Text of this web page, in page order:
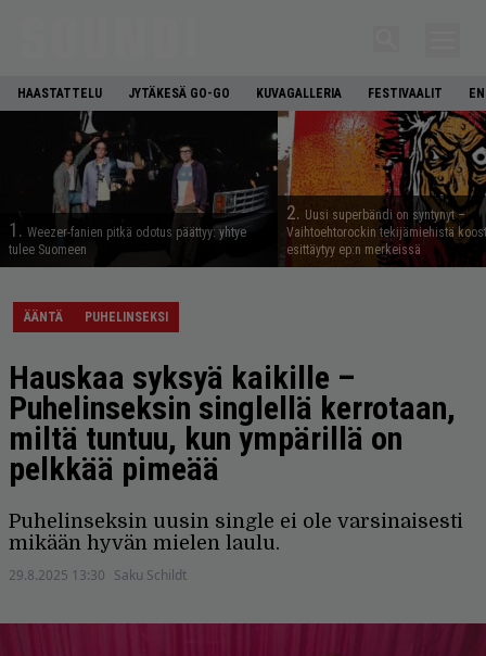
HAASTATTELU JYTÄKESÄ GO-GO KUVAGALLERIA FESTIVAALIT
1. Weezer-fanien pitkä odotus päättyy: yhtye
tulee Suomeen
2. Uusi superbändi on syntynyt –
Vaihtoehtorockin tekijämiehistä
esittäytyy ep:n merkeissä
ÄÄNTÄ PUHELINSEKSI
Hauskaa syksyä kaikille –
Puhelinseksin singlellä kerrotaan,
miltä tuntuu, kun ympärillä on
pelkkää pimeää
Puhelinseksin uusin single ei ole varsinaisesti
mikään hyvän mielen laulu.
29.8.2025 13:30 Saku Schildt